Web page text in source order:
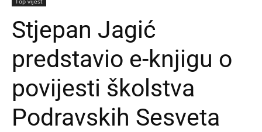
Stjepan Jagić
predstavio e-knjigu o
povijesti školstva
Podravskih Sesveta